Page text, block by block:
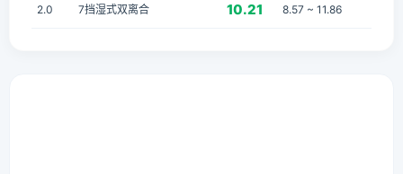
2.0 7挡湿式双离合 10.21 8.57 ~ 11.86